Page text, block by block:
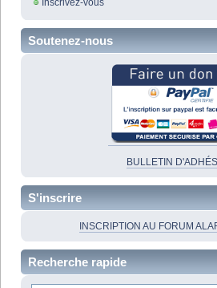
Inscrivez-vous
Soutenez-nous
BULLETIN
S'inscrire
INSCRIPTION AU FORUM
Recherche rapide